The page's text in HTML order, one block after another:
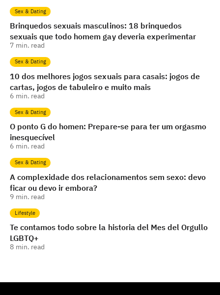
Sex & Dating
Brinquedos sexuais masculinos: 18 brinquedos
sexuais que todo homem gay deveria experimentar
7 min. read
Sex & Dating
10 dos melhores jogos sexuais para casais: jogos de
cartas, jogos de tabuleiro e muito mais
6 min. read
Sex & Dating
O ponto G do homen: Prepare-se para ter um orgasmo
inesquecível
6 min. read
Sex & Dating
A complexidade dos relacionamentos sem sexo: devo
ficar ou devo ir embora?
9 min. read
Lifestyle
Te contamos todo sobre la historia del Mes del Orgullo
LGBTQ+
8 min. read